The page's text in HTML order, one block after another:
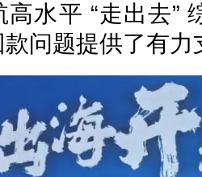
高水平 “走出去”
问题提供了有力